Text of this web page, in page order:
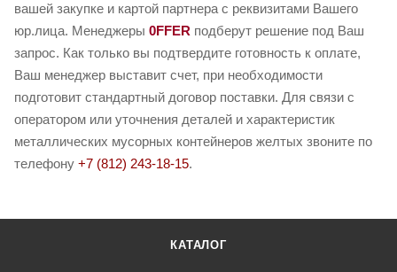
вашей закупке и картой партнера с реквизитами Вашего
юр.лица. Менеджеры 0FFER подберут решение под Ваш
запрос. Как только вы подтвердите готовность к оплате,
Ваш менеджер выставит счет, при необходимости
подготовит стандартный договор поставки. Для связи с
оператором или уточнения деталей и характеристик
металлических мусорных контейнеров желтых звоните по
телефону +7 (812) 243-18-15.
КАТАЛОГ